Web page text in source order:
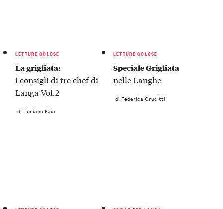
LETTURE GOLOSE
La grigliata:
i consigli di tre chef di
Langa Vol.2
di Luciano Faia
LETTURE GOLOSE
Speciale Grigliata
nelle Langhe
di Federica Crucitti